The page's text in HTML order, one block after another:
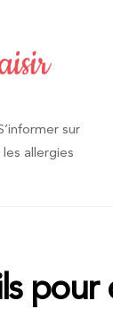
sur
les allergies
pour